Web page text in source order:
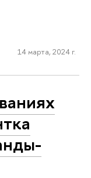
14 марта, 2024 г.